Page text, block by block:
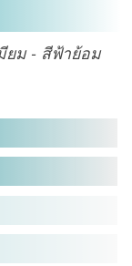
ยม - สีฟ้าย้อม